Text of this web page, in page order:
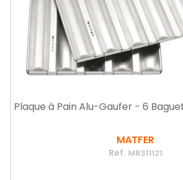
Plaque à Pain Alu-Gaufer - 6
MATFER
Ref. MR311121